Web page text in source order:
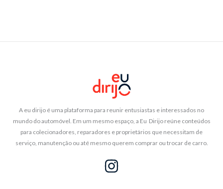
A eu dirijo é uma plataforma para reunir entusiastas e interessados no
mundo do automóvel. Em um mesmo espaço, a Eu Dirijo reúne conteúdos
para colecionadores, reparadores e proprietários que necessitam de
serviço, manutenção ou até mesmo querem comprar ou trocar de carro.